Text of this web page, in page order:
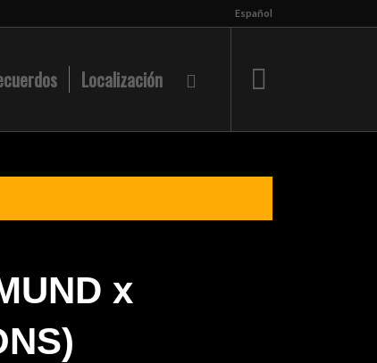
Español
Localización
x